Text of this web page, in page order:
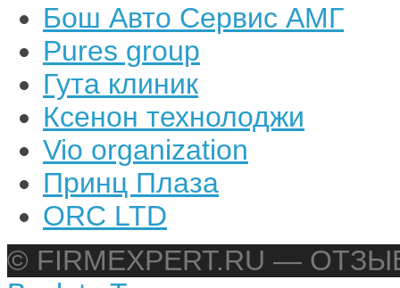
Бош Авто Сервис АМГ
Pures group
Гута клиник
Ксенон технолоджи
Vio organization
Принц Плаза
ORC LTD
© FIRMEXPERT.RU —